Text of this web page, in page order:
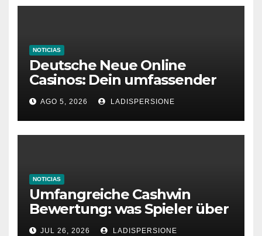
NOTICIAS
Deutsche Neue Online
Casinos: Dein umfassender
Ratgeber für moderne
Glücksspielplattformen
AGO 5, 2026 LADISPERSIONE
NOTICIAS
Umfangreiche Cashwin
Bewertung: was Spieler über
dieses Casino denken
JUL 26, 2026 LADISPERSIONE